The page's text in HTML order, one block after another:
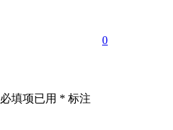
0
必填项已用 * 标注